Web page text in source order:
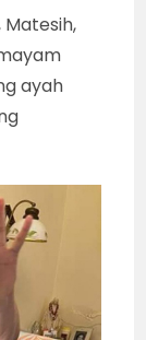
ayah